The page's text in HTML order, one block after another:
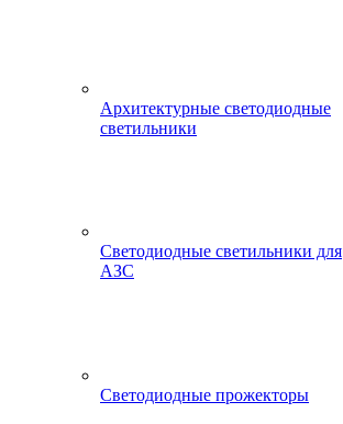
Архитектурные светодиодные
светильники
Светодиодные светильники для
АЗС
Светодиодные прожекторы